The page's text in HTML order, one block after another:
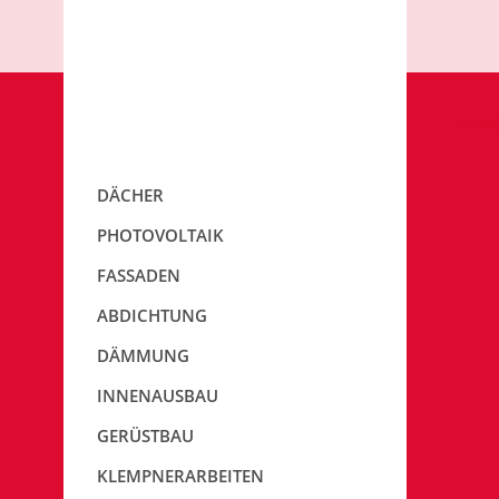
DÄCHER
PHOTOVOLTAIK
FASSADEN
ABDICHTUNG
DÄMMUNG
INNENAUSBAU
GERÜSTBAU
KLEMPNERARBEITEN